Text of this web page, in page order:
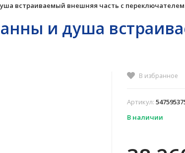
встраиваемый внешняя часть с
и душа
В избранное
Артикул:
В наличии